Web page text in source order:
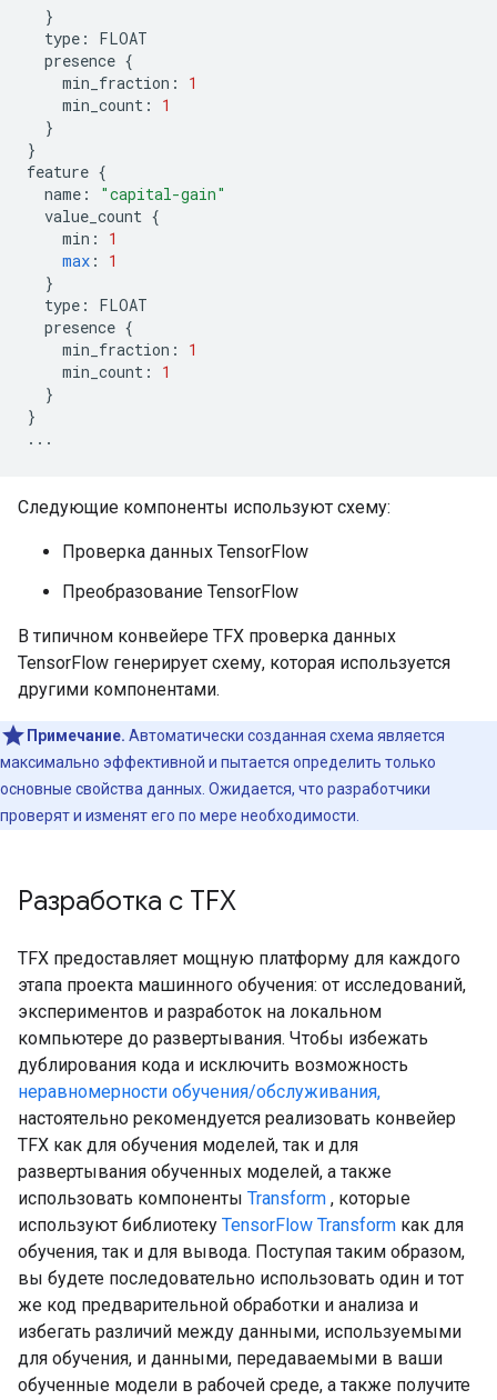
}
type :
FLOAT
presence {
min_fraction :
1
min_count :
1
}
}
feature {
name :
"capital-gain"
value_count {
min :
1
max :
1
}
type :
FLOAT
presence {
min_fraction :
1
min_count :
1
}
}
...
Следующие компоненты используют схему:
Проверка данных TensorFlow
Преобразование TensorFlow
В типичном конвейере TFX проверка данных
TensorFlow генерирует схему, которая используется
другими компонентами.
Примечание. Автоматически созданная схема является
максимально эффективной и пытается определить только
основные свойства данных. Ожидается, что разработчики
проверят и изменят его по мере необходимости.
Разработка с TFX
TFX предоставляет мощную платформу для каждого
этапа проекта машинного обучения: от исследований,
экспериментов и разработок на локальном
компьютере до развертывания. Чтобы избежать
дублирования кода и исключить возможность
неравномерности обучения/обслуживания,
настоятельно рекомендуется реализовать конвейер
TFX как для обучения моделей, так и для
развертывания обученных моделей, а также
использовать компоненты Transform , которые
используют библиотеку TensorFlow Transform как для
обучения, так и для вывода. Поступая таким образом,
вы будете последовательно использовать один и тот
же код предварительной обработки и анализа и
избегать различий между данными, используемыми
для обучения, и данными, передаваемыми в ваши
обученные модели в рабочей среде, а также получите